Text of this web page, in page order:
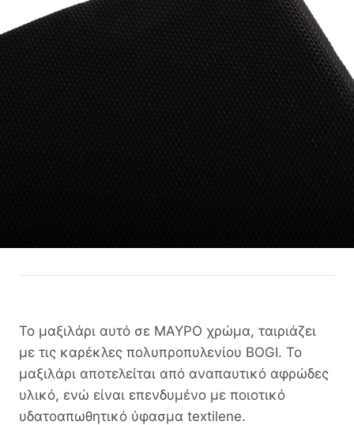
Το μαξιλάρι αυτό σε ΜΑΥΡΟ χρώμα, ταιριάζει
με τις καρέκλες πολυπροπυλενίου BOGI. Το
μαξιλάρι αποτελείται από αναπαυτικό αφρώδες
υλικό, ενώ είναι επενδυμένο με ποιοτικό
υδατοαπωθητικό ύφασμα textilene.